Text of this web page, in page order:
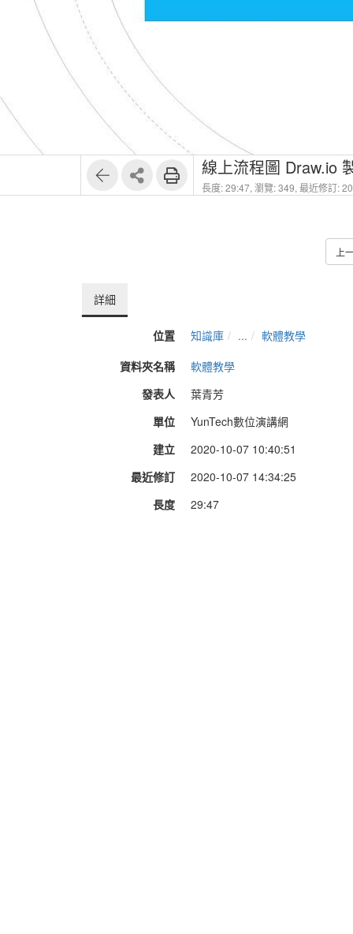
線上流程圖 Draw.io
長度: 29:47, 瀏覽: 349, 最近修訂:
上
詳細
位置 知識庫 ...
軟體教學
資料夾名稱
軟體教學
發表人
葉青芳
單位
YunTech數位演講網
建立
2020-10-07 10:40:51
最近修訂
2020-10-07 14:34:25
長度
29:47